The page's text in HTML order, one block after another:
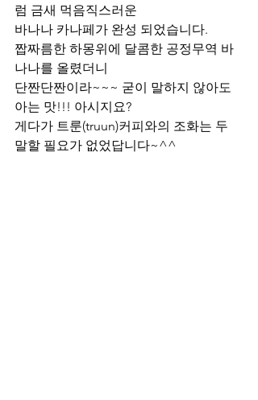
럼 금새 먹음직스러운
바나나 카나페가 완성 되었습니다.
짭짜름한 하몽위에 달콤한 공정무역 바
나나를 올렸더니
단짠단짠이라~~~ 굳이 말하지 않아도
아는 맛!!! 아시지요?
게다가 트룬(truun)커피와의 조화는 두
말할 필요가 없었답니다~^^